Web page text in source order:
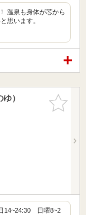
温泉も身体が芯から
思います。
お気に入
りに追加
）
14~24:30 日曜8~2